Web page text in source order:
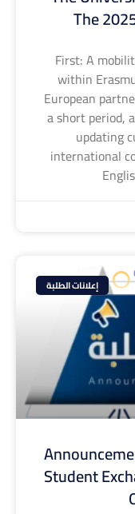
The
First: A
within
European
a short period,
updating
international
إعلانات الطلبة
Student